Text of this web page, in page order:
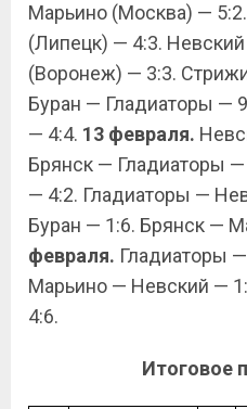
Марьино (Москва) —
(Липецк) — 4:3.
(Воронеж) — 3:3.
Буран — Гладиаторы —
— 4:4. 13 февраля.
Брянск — Гладиаторы
— 4:2. Гладиаторы —
Буран — 1:6. Брянск —
февраля. Гладиаторы
Марьино — Невский —
4:6.
Итоговое